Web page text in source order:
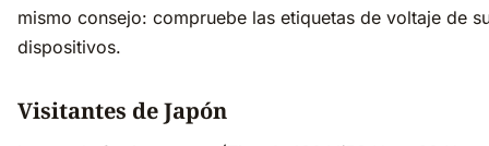
mismo consejo: compruebe las etiquetas de voltaje de
dispositivos.
Visitantes de Japón